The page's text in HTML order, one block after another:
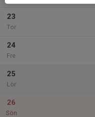
23
Tor
24
Fre
25
Lör
26
Sön